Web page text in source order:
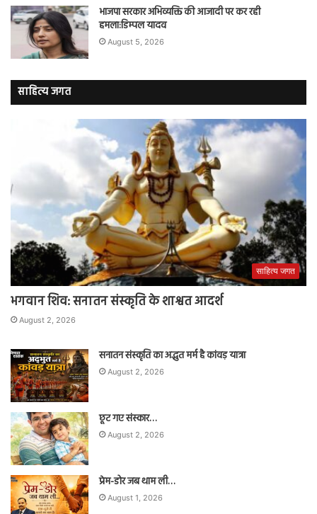
भाजपा सरकार अभिव्यक्ति की आजादी पर कर रही
हमला:डिम्पल यादव
August 5, 2026
साहित्य जगत
साहित्य जगत
भगवान शिव: सनातन संस्कृति के शाश्वत आदर्श
August 2, 2026
सनातन संस्कृति का अद्भुत मर्म है कांवड़ यात्रा
August 2, 2026
छूट गए संस्कार…
August 2, 2026
प्रेम-डोर जब थाम ली…
August 1, 2026